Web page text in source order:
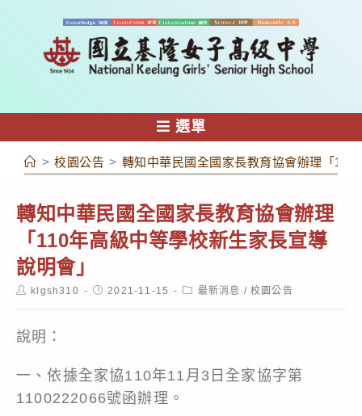
容
選單
> 校園公告 > 轉知中華民國全國家長教育協會辦理「
轉知中華民國全國家長教育協會辦理
「110年高級中等學校新生家長宣導
說明會」
Postklgsh310
Post2021-11-15
Post最新消息 / 校園公告
說明：
一、依據全家協110年11月3日全家協字第
1100222066號函辦理。